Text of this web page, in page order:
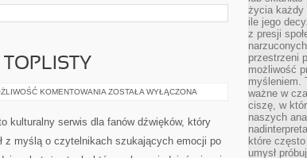
KOMENTOWANIA MUZYCZNE
TOPLISTY
ZOSTAŁA WYŁĄCZONA
kulturalny serwis dla fanów dźwięków, który
z myślą o czytelnikach szukających emocji po
życia każdy
ile jego
z presji
przestrzeni
możliwość
myśleniem.
ważne w
ciszę, w
naszych
które
umysł